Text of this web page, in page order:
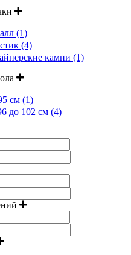
(1)
(4)
камни (1)
см (1)
до 102 см (4)